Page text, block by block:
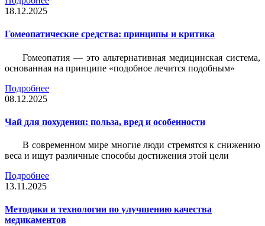
18.12.2025
Гомеопатические средства: принципы и критика
Гомеопатия — это альтернативная медицинская система,
основанная на принципе «подобное лечится подобным»
Подробнее
08.12.2025
Чай для похудения: польза, вред и особенности
В современном мире многие люди стремятся к снижению
веса и ищут различные способы достижения этой цели
Подробнее
13.11.2025
Методики и технологии по улучшению качества
медикаментов